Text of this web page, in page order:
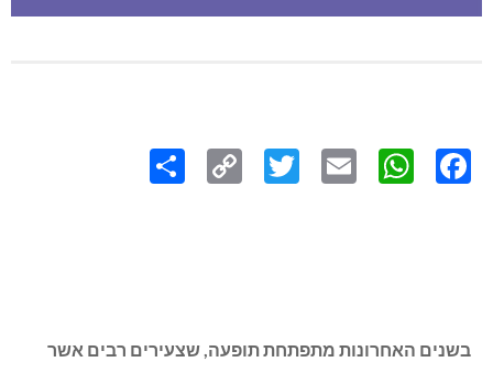
Link
בשנים האחרונות מתפתחת תופעה, שצעירים רבים אשר